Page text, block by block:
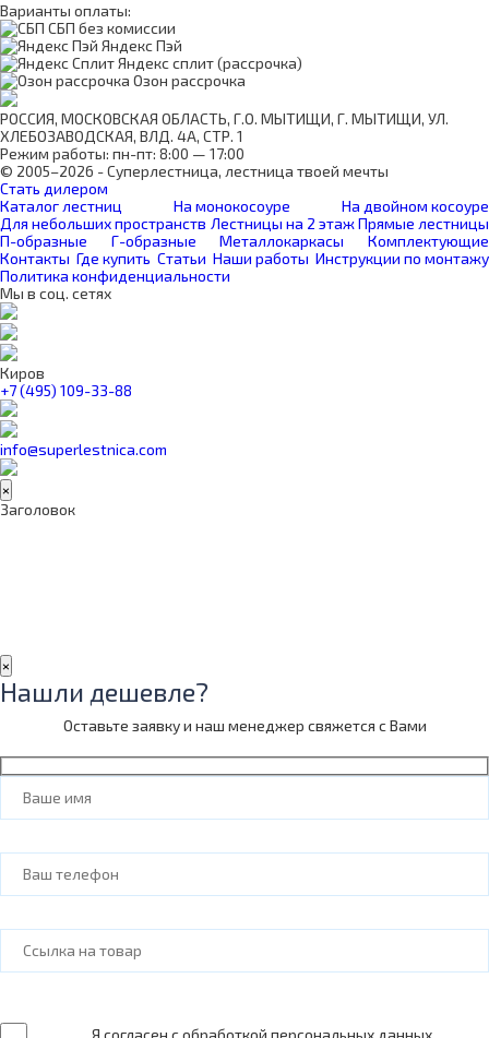
Варианты оплаты:
СБП без комиссии
Яндекс Пэй
Яндекс сплит (рассрочка)
Озон рассрочка
РОССИЯ, МОСКОВСКАЯ ОБЛАСТЬ, Г.О. МЫТИЩИ, Г. МЫТИЩИ, УЛ.
ХЛЕБОЗАВОДСКАЯ, ВЛД. 4А, СТР. 1
Режим работы: пн-пт: 8:00 — 17:00
© 2005–2026 - Суперлестница, лестница твоей мечты
Стать дилером
Каталог лестниц
На монокосоуре
На двойном косоуре
Для небольших пространств Лестницы на 2 этаж Прямые лестницы
П-образные
Г-образные Металлокаркасы
Комплектующие
Контакты Где купить Статьи Наши работы Инструкции по монтажу
Политика конфиденциальности
Мы в соц. сетях
Киров
+7 (495) 109-33-88
info@superlestnica.com
×
Заголовок
×
Нашли дешевле?
Оставьте заявку и наш менеджер свяжется с Вами
Я согласен с обработкой персональных данных